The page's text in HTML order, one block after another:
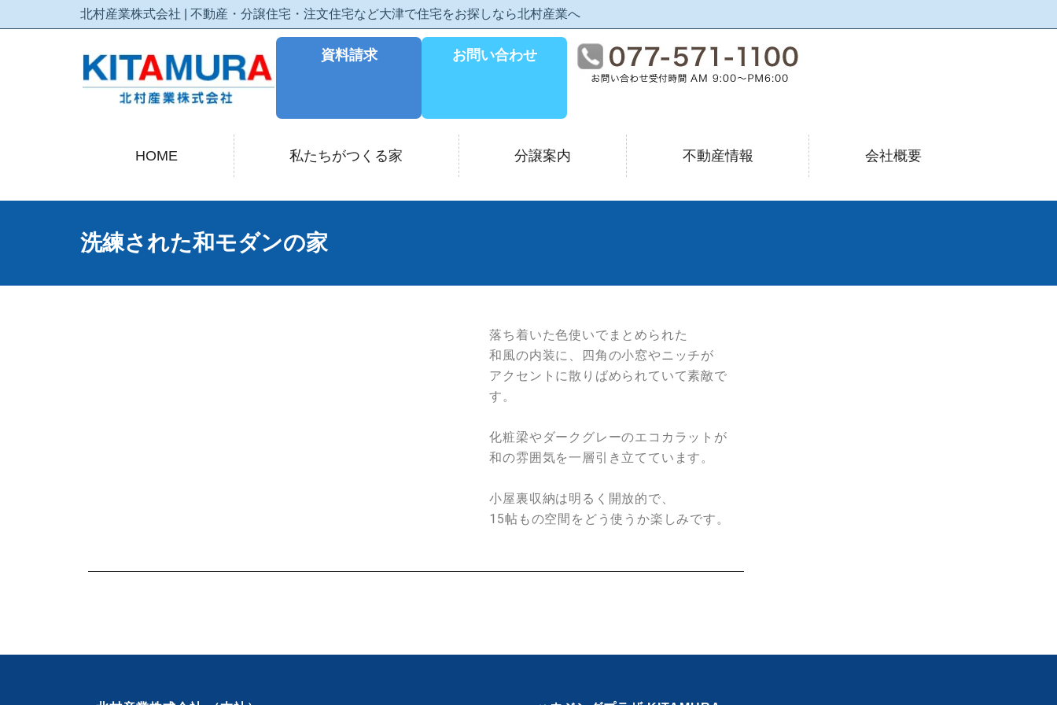
北村産業株式会社 | 不動産・分譲住宅・注文住宅など大津で住宅をお探しなら北村産業へ
資料請求 お問い合わせ
HOME 私たちがつくる家 分譲案内 不動産情報 会社概要
洗練された和モダンの家
落ち着いた色使いでまとめられた
和風の内装に、四角の小窓やニッチが
アクセントに散りばめられていて素敵で
す。
化粧梁やダークグレーのエコカラットが
和の雰囲気を一層引き立てています。
小屋裏収納は明るく開放的で、
15帖もの空間をどう使うか楽しみです。